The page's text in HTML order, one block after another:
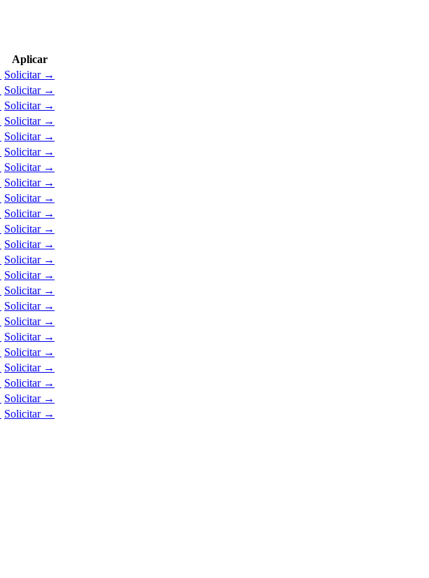
Aplicar
Solicitar →
Solicitar →
Solicitar →
Solicitar →
Solicitar →
Solicitar →
Solicitar →
Solicitar →
Solicitar →
Solicitar →
Solicitar →
Solicitar →
Solicitar →
Solicitar →
Solicitar →
Solicitar →
Solicitar →
Solicitar →
Solicitar →
Solicitar →
Solicitar →
Solicitar →
Solicitar →